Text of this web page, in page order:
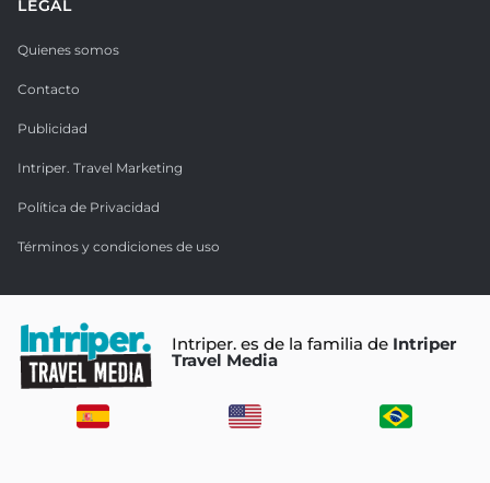
LEGAL
Quienes somos
Contacto
Publicidad
Intriper. Travel Marketing
Política de Privacidad
Términos y condiciones de uso
Intriper. es de la familia de Intriper
Travel Media